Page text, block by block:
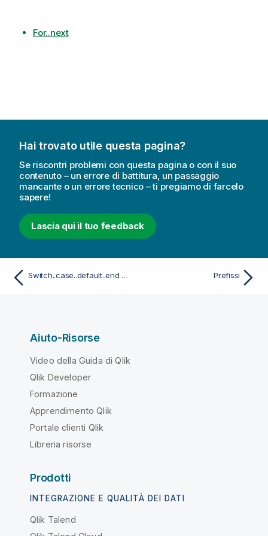
For..next
Hai trovato utile questa pagina?
Se riscontri problemi con questa pagina o con il suo
contenuto – un errore di battitura, un passaggio
mancante o un errore tecnico – ti pregiamo di farcelo
sapere!
Lascia qui il tuo feedback
Switch..case..default..end switch Prefissi
Aiuto-Risorse
Video della Guida di Qlik
Qlik Developer
Formazione
Apprendimento Qlik
Portale clienti Qlik
Libreria risorse
Prodotti
INTEGRAZIONE E QUALITÀ DEI DATI
Qlik Talend